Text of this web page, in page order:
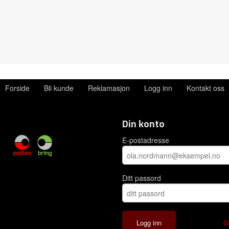
Forside Bli kunde Reklamasjon Logg inn Kontakt oss
Din konto
E-postadresse
Ditt passord